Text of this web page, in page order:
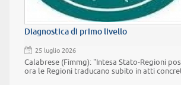
Diagnostica di primo livello
25 luglio 2026
Calabrese (Fimmg): "Intesa Stato-Regioni
ora le Regioni traducano subito in atti